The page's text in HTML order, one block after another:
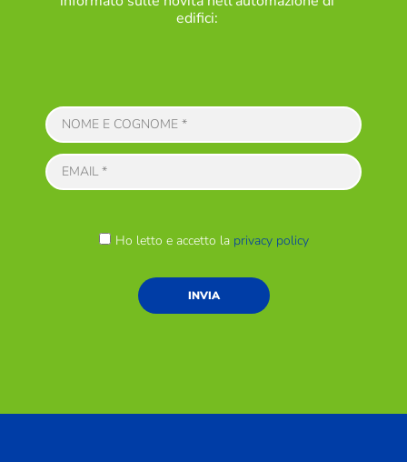
edifici:
Ho letto e accetto la privacy policy
INVIA